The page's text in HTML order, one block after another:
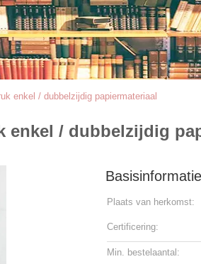
enkel / dubbelzijdig papiermateriaal
enkel / dubbelzijdig
Basisinformatie
Plaats van herkomst:
Certificering:
Min. bestelaantal: